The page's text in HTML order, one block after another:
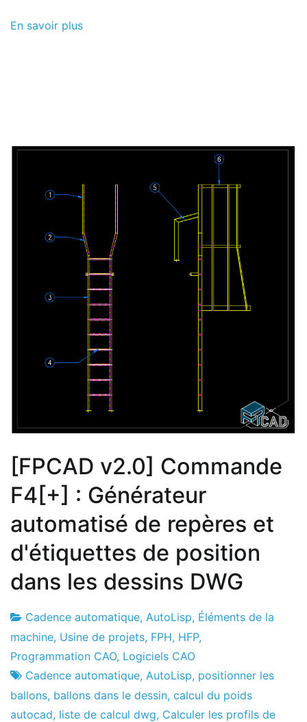
En savoir plus
[FPCAD v2.0] Commande
F4[+] : Générateur
automatisé de repères et
d'étiquettes de position
dans les dessins DWG
Usine
de
projets
21
le
juillet
le
2021
Cadence automatique, AutoLisp, Éléments de la
machine, Usine de projets, FPH, HFP,
Programmation CAO, Logiciels CAO
Cadence automatique, AutoLisp, positionner les
ballons, ballons dans le dessin, calcul du poids
autocad, liste de calcul dwg, Calculer les profils de